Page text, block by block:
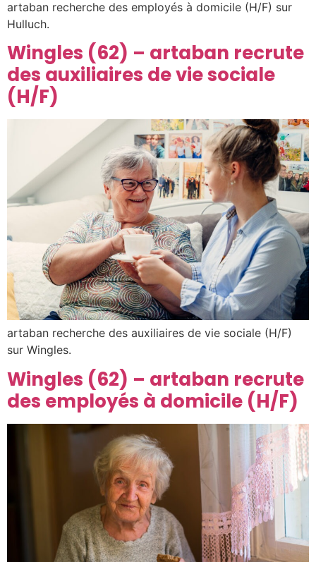
artaban recherche des employés à domicile (H/F) sur
Hulluch.
Wingles (62) – artaban recrute
des auxiliaires de vie sociale
(H/F)
artaban recherche des auxiliaires de vie sociale (H/F)
sur Wingles.
Wingles (62) – artaban recrute
des employés à domicile (H/F)